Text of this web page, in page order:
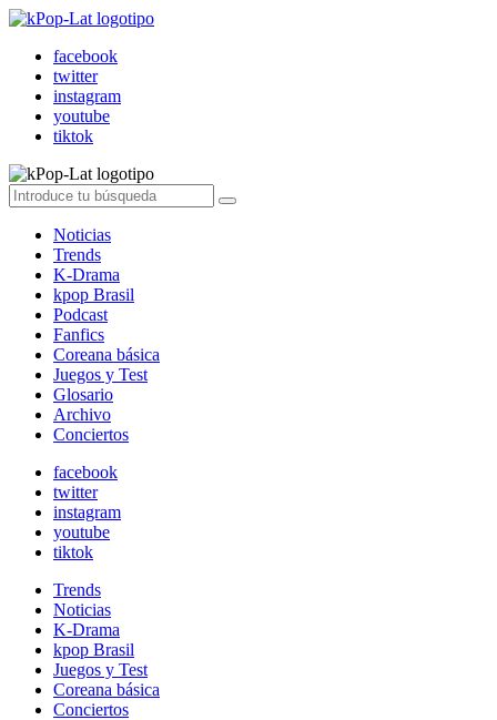
facebook
twitter
instagram
youtube
tiktok
Noticias
Trends
K-Drama
kpop Brasil
Podcast
Fanfics
Coreana básica
Juegos y Test
Glosario
Archivo
Conciertos
facebook
twitter
instagram
youtube
tiktok
Trends
Noticias
K-Drama
kpop Brasil
Juegos y Test
Coreana básica
Conciertos